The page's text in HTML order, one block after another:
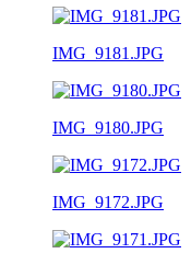
IMG_9181.JPG
IMG_9180.JPG
IMG_9172.JPG